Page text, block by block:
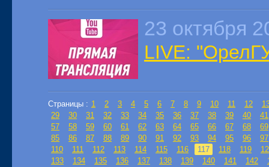
23 октября
LIVE:
Страницы : 1 2 3 4 5 6 7 8 9 10 11 12
29
30 31 32 33 34 35 36 37 38 39 40
41
57
58 59 60 61 62 63 64 65 66 67 68
69
85
86 87 88 89 90 91 92 93 94 95 96
97
110
111 112 113 114 115 116 117 118 119
133
134 135 136 137 138 139 140 141 142